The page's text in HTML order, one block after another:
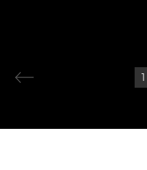
1